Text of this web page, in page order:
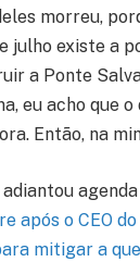
morreu,
julho existe a
a Ponte
eu acho que
Então, na
após o CEO
mitigar a